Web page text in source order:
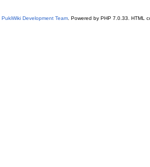
PukiWiki Development Team. Powered by PHP 7.0.33. HTML